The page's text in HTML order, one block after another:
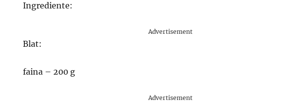
Ingrediente:
Advertisement
Blat:
faina – 200 g
Advertisement